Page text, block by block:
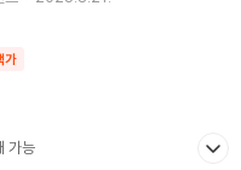
가
가능